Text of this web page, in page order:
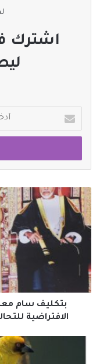
اشترك
بريدك
الإلكتروني
بتكليف
سام
معالي
وزير
الصحة
يشارك
في
القمة
الافتراضية
بتكليف سام
الافتراضية